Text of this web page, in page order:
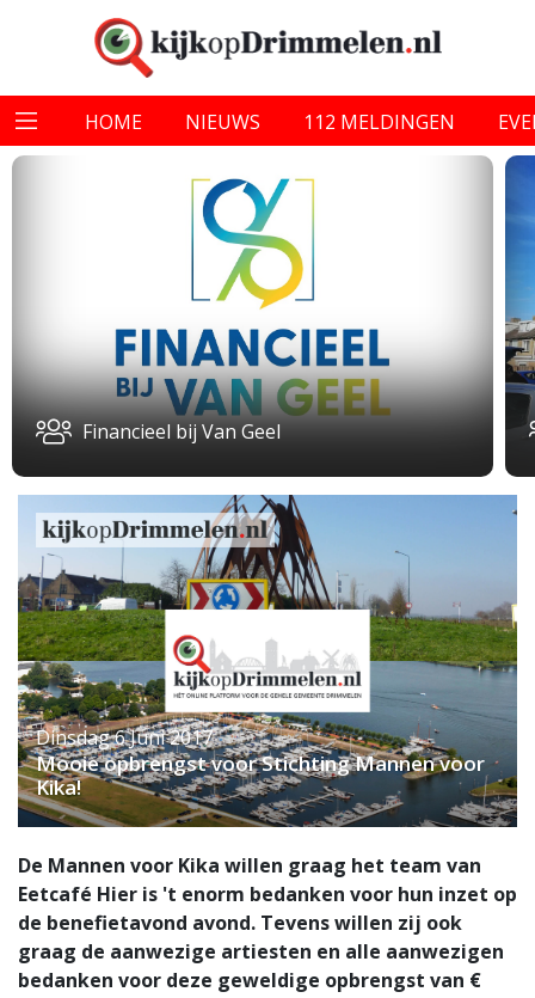
HOME NIEUWS 112 MELDINGEN
Financieel bij Van Geel
Dinsdag 6 Juni 2017
Mooie opbrengst voor Stichting Mannen voor
Kika!
De Mannen voor Kika willen graag het team van
Eetcafé Hier is 't enorm bedanken voor hun inzet op
de benefietavond avond. Tevens willen zij ook
graag de aanwezige artiesten en alle aanwezigen
bedanken voor deze geweldige opbrengst van €